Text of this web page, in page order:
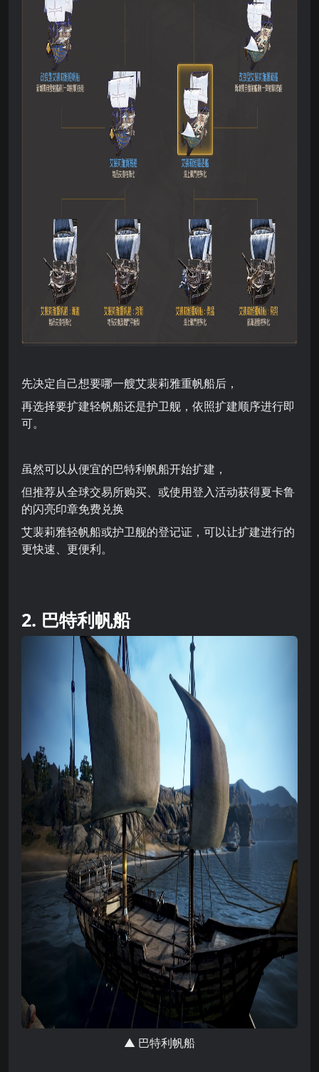
先决定自己想要哪一艘艾裴莉雅重帆船后，
再选择要扩建轻帆船还是护卫舰，依照扩建顺序进行即
可。
虽然可以从便宜的巴特利帆船开始扩建，
但推荐从全球交易所购买、或使用登入活动获得夏卡鲁
的闪亮印章免费兑换
艾裴莉雅轻帆船或护卫舰的登记证，可以让扩建进行的
更快速、更便利。
2. 巴特利帆船
▲ 巴特利帆船